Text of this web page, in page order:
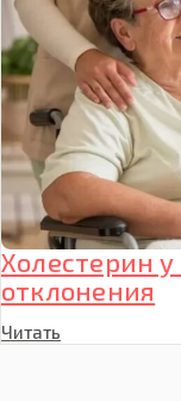
Холестерин
отклонения
Читать